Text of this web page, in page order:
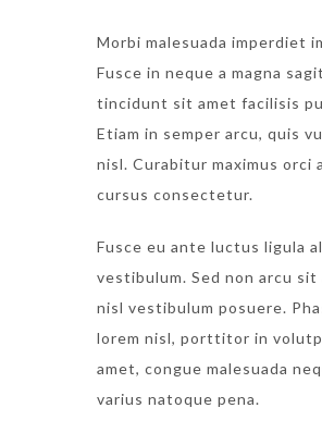
Morbi malesuada imperdiet
Fusce in neque a magna
tincidunt sit amet facilisis
Etiam in semper arcu, quis
nisl. Curabitur maximus orci
cursus consectetur.
Fusce eu ante luctus ligula
vestibulum. Sed non arcu sit
nisl vestibulum posuere.
lorem nisl, porttitor in
amet, congue malesuada
varius natoque pena.